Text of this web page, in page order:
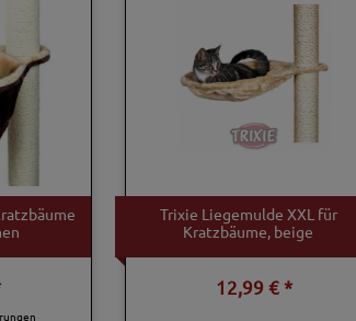
Trixie Liegemulde XXL für
Kratzbäume, beige
12,99 € *